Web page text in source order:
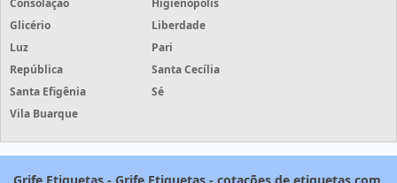
Consolação
Higienópolis
Glicério
Liberdade
Luz
Pari
República
Santa Cecília
Santa Efigênia
Sé
Vila Buarque